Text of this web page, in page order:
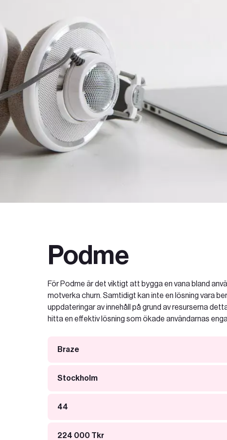
Podme
För Podme är det viktigt att bygga en vana bland
motverka churn. Samtidigt kan inte en lösning vara
uppdateringar av innehåll på grund av resurserna
hitta en effektiv lösning som ökade användarnas
Braze
Stockholm
44
224 000 Tkr